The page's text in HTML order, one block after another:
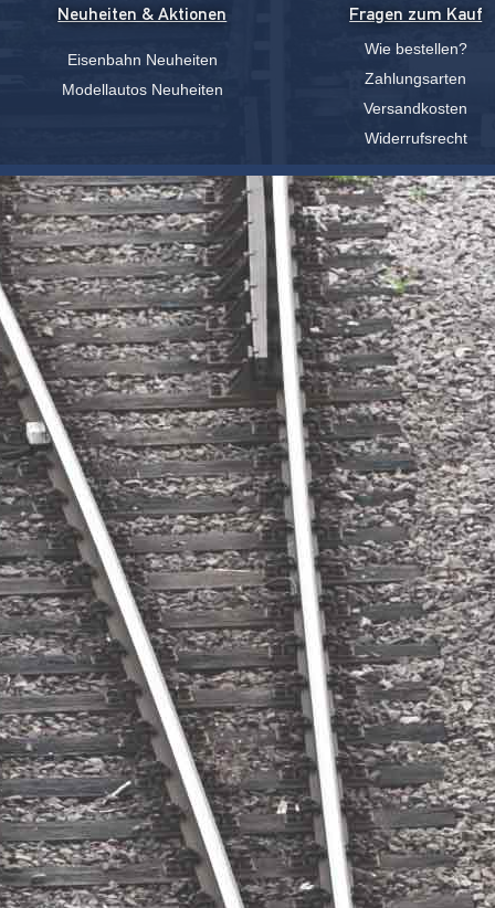
Neuheiten & Aktionen
Eisenbahn Neuheiten
Modellautos Neuheiten
Fragen zum Kauf
Wie bestellen?
Zahlungsarten
Versandkosten
Widerrufsrecht